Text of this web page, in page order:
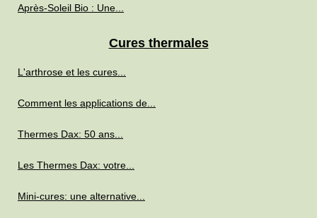
Après-Soleil Bio : Une...
Cures thermales
L'arthrose et les cures...
Comment les applications de...
Thermes Dax: 50 ans...
Les Thermes Dax: votre...
Mini-cures: une alternative...